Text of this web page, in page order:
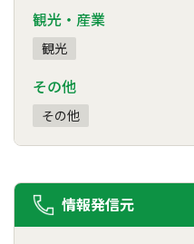
観光・産業
観光
その他
その他
情報発信元